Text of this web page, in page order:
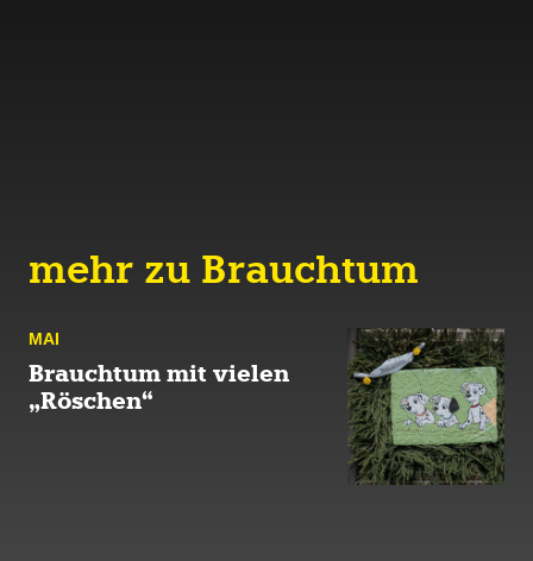
mehr zu Brauchtum
MAI
Brauchtum mit vielen
„Röschen“